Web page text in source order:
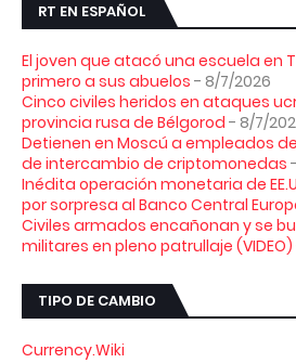
RT EN ESPAÑOL
El joven que atacó una escuela en
primero a sus abuelos - 8/7/2026
Cinco civiles heridos en ataques
provincia rusa de Bélgorod - 8/7/
Detienen en Moscú a empleados
de intercambio de criptomonedas
Inédita operación monetaria de
por sorpresa al Banco Central
Civiles armados encañonan y se
militares en pleno patrullaje (VIDEO)
TIPO DE CAMBIO
Currency.Wiki